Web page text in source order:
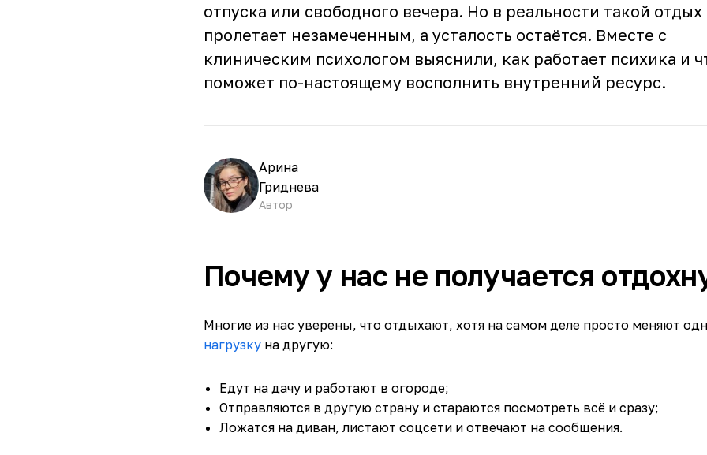
отпуска или свободного вечера. Но в реальности такой отдых
пролетает незамеченным, а усталость остаётся. Вместе с
клиническим психологом выяснили, как работает психика и
поможет по-настоящему восполнить внутренний ресурс.
Арина
Гриднева
Автор
Почему у нас не получается
Многие из нас уверены, что отдыхают, хотя на самом деле просто меняют
нагрузкуна другую:
Едут на дачу и работают в огороде;
Отправляются в другую страну и стараются посмотреть всё и сразу;
Ложатся на диван, листают соцсети и отвечают на сообщения.